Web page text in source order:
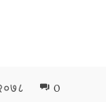
0